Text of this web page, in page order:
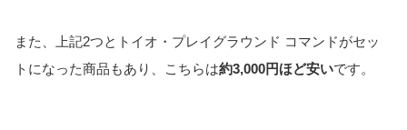
また、上記2つとトイオ・プレイグラウンド コマンドがセッ
トになった商品もあり、こちらは約3,000円ほど安いです。